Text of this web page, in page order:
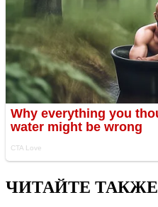
ЧИТАЙТЕ ТАКЖЕ